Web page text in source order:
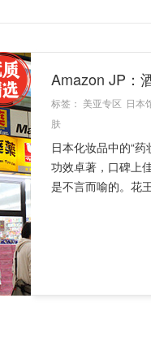
Amazon JP：
标签： 美亚专区 日本
肤
日本化妆品中的“
功效卓著，口碑上
是不言而喻的。花